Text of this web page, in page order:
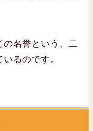
の名誉という、二
るのです。